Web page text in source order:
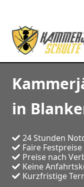
in
24 Stunden
Faire
Preise nach
Keine
Kurzfristige